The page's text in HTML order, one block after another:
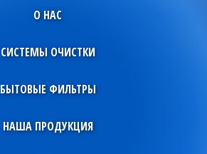
О НАС
СИСТЕМЫ ОЧИСТКИ
БЫТОВЫЕ ФИЛЬТРЫ
НАША ПРОДУКЦИЯ